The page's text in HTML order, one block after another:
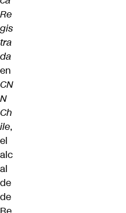
Re
gis
tra
da
en
CN
N
Ch
ile,
el
alc
al
de
de